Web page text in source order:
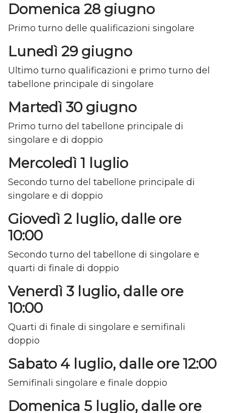
Domenica 28 giugno
Primo turno delle qualificazioni singolare
Lunedì 29 giugno
Ultimo turno qualificazioni e primo turno del
tabellone principale di singolare
Martedì 30 giugno
Primo turno del tabellone principale di
singolare e di doppio
Mercoledì 1 luglio
Secondo turno del tabellone principale di
singolare e di doppio
Giovedì 2 luglio, dalle ore
10:00
Secondo turno del tabellone di singolare e
quarti di finale di doppio
Venerdì 3 luglio, dalle ore
10:00
Quarti di finale di singolare e semifinali
doppio
Sabato 4 luglio, dalle ore 12:00
Semifinali singolare e finale doppio
Domenica 5 luglio, dalle ore